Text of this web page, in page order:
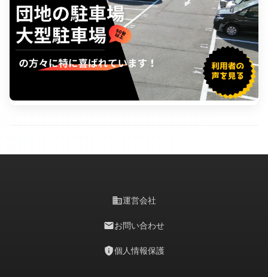
business運営会社
mailお問い合わせ
privacy_tip個人情報保護